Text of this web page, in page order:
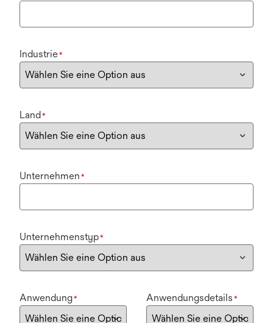
Industrie*
Land *
Unternehmen *
Unternehmenstyp*
Anwendung* Anwendungsdetails *